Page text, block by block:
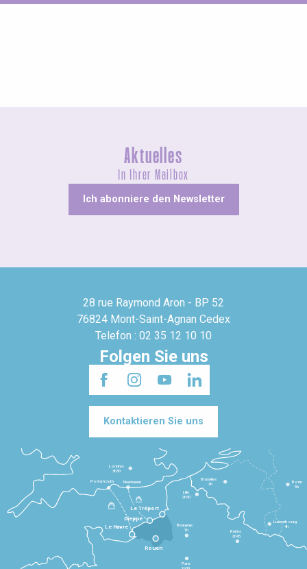
Aktuelles
In Ihrer Mailbox
Ich abonniere den Newsletter
28 rue Raymond Aron - BP 52
76824 Mont-Saint-Agnan Cedex
Telefon : 02 35 12 10 10
Folgen Sie uns
Kontaktieren Sie uns
Le Havre
Dieppe
Le Tréport
Paris
1h30
Beauvais
1h
Reims
2h45
Lille
2h30
Bruxelles
3h
Londres
3h30
Newhaven
Portsmouth
Bonn
5h
Luxembourg
4h
Rouen